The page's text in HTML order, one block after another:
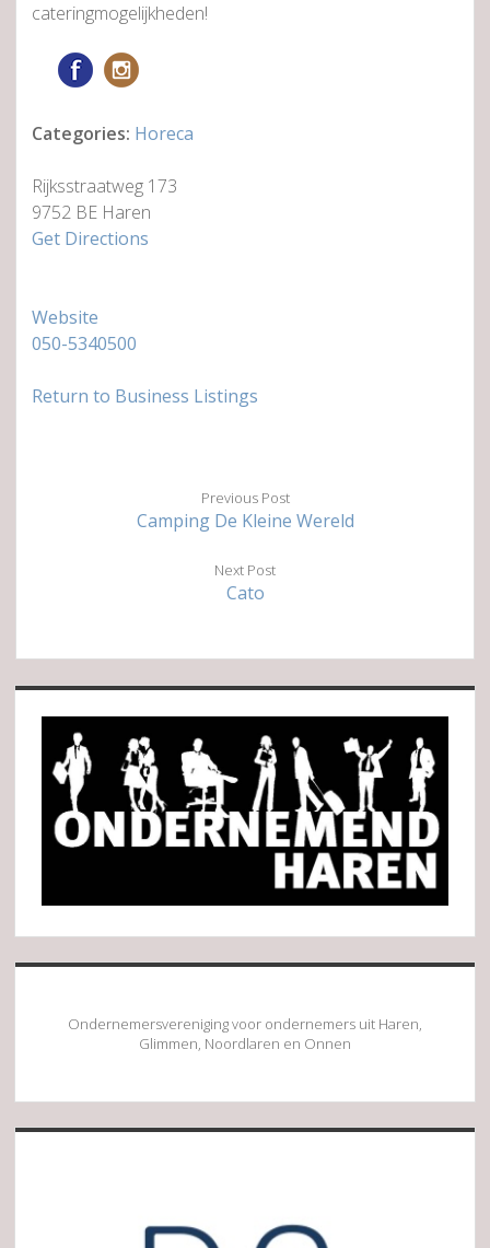
cateringmogelijkheden!
Categories: Horeca
Rijksstraatweg 173
9752 BE Haren
Get Directions
Website
050-5340500
Return to Business Listings
Previous Post
Camping De Kleine Wereld
Next Post
Cato
Sidebar
Ondernemersvereniging voor ondernemers uit Haren,
Glimmen, Noordlaren en Onnen